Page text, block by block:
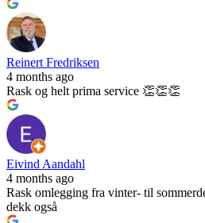
Reinert Fredriksen
4 months ago
Rask og helt prima service 👏👏👏
Eivind Aandahl
4 months ago
Rask omlegging fra vinter- til
dekk også